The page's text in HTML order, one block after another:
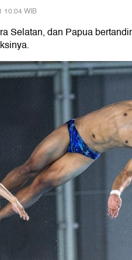
10:04 WIB
Selatan, dan Papua